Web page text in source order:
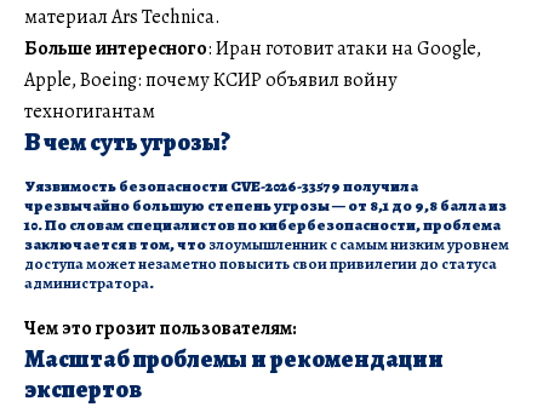
материал Ars Technica.
Больше интересного: Иран готовит атаки на Google,
Apple, Boeing: почему КСИР объявил войну
техногигантам
В чем суть угрозы?
Уязвимость безопасности CVE-2026-33579 получила
чрезвычайно большую степень угрозы — от 8,1 до 9,8 балла из
10. По словам специалистов по кибербезопасности, проблема
заключается в том, чтозлоумышленник с самым низким уровнем
доступа может незаметно повысить свои привилегии до статуса
администратора.
Чем это грозит пользователям:
Масштаб проблемы и рекомендации
экспертов